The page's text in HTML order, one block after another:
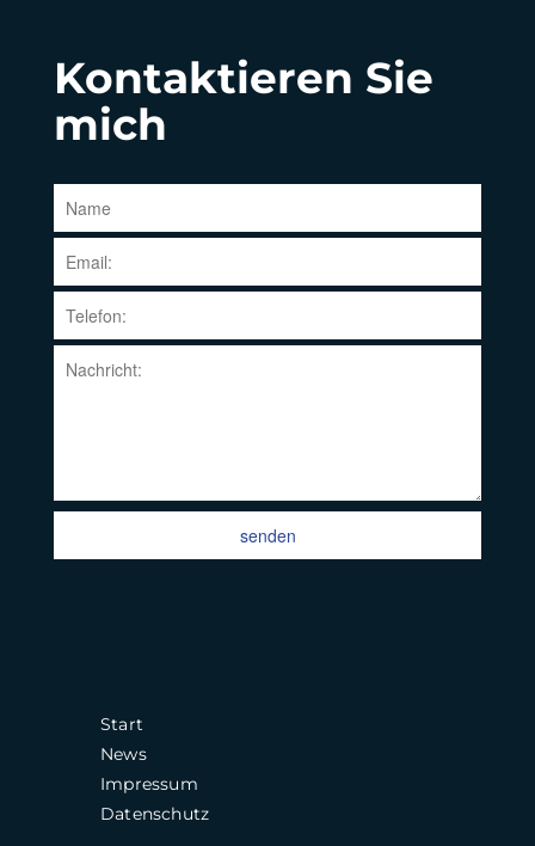
Kontaktieren Sie
mich
senden
Start
News
Impressum
Datenschutz